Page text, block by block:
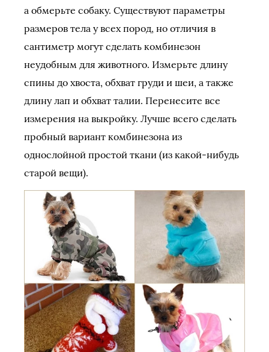
а обмерьте собаку. Существуют параметры
размеров тела у всех пород, но отличия в
сантиметр могут сделать комбинезон
неудобным для животного. Измерьте длину
спины до хвоста, обхват груди и шеи, а также
длину лап и обхват талии. Перенесите все
измерения на выкройку. Лучше всего сделать
пробный вариант комбинезона из
однослойной простой ткани (из какой-нибудь
старой вещи).